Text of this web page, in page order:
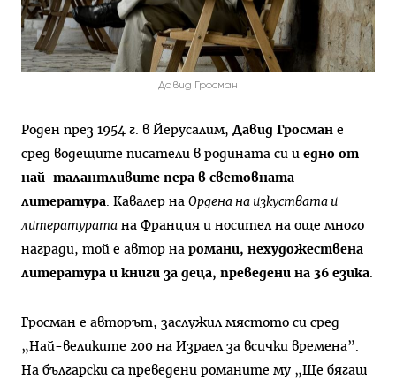
Давид Гросман
Роден през 1954 г. в Йерусалим, Давид Гросман е
сред водещите писатели в родината си и едно от
най-талантливите пера в световната
литература. Кавалер на Ордена на изкуствата и
литературата на Франция и носител на още много
награди, той е автор на романи, нехудожествена
литература и книги за деца, преведени на 36 езика.
Гросман е авторът, заслужил мястото си сред
„Най-великите 200 на Израел за всички времена”.
На български са преведени романите му „Ще бягаш